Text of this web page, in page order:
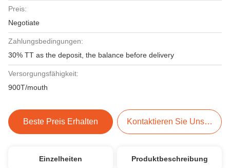
Preis:
Negotiate
Zahlungsbedingungen:
30% TT as the deposit, the balance before delivery
Versorgungsfähigkeit:
900T/mouth
Beste Preis Erhalten Kontaktieren Sie Uns Jetzt
Einzelheiten Produktbeschreibung